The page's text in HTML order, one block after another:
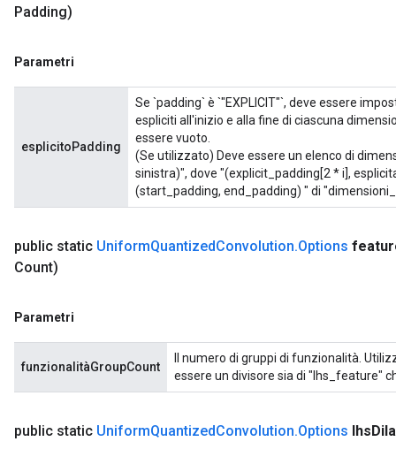
Padding)
Parametri
esplicitoPadding
Se `padding` è `"EXPLICIT"`, deve essere
espliciti all'inizio e alla fine di ciascuna
essere vuoto.
(Se utilizzato) Deve essere un elenco di
sinistra)", dove "(explicit_padding[2 * i],
(start_padding, end_padding) " di
public static UniformQuantizedConvolution.Options
Count)
Parametri
funzionalitàGroupCount
Il numero di gruppi di funzionalità.
essere un divisore sia di "lhs_feature"
public static UniformQuantizedConvolution.Options lhs